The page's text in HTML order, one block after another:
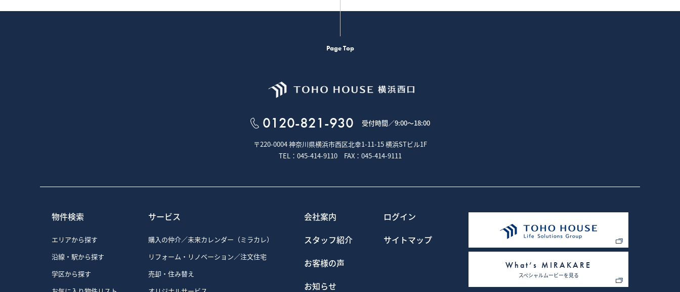
Page Top
0120-821-930 受付時間／9:00～18:00
〒220-0004 神奈川県横浜市西区北幸1-11-15横浜STビル1F
TEL：045-414-9110 FAX：045-414-9111
物件検索
エリアから探す
沿線・駅から探す
学区から探す
サービス
購入の仲介／未来カレンダー（ミラカレ）
リフォーム・リノベーション／注文住宅
売却・住み替え
会社案内
スタッフ紹介
お客様の声
お知らせ
ログイン
サイトマップ
What’s MIRAKARE
スペシャルムービーを見る